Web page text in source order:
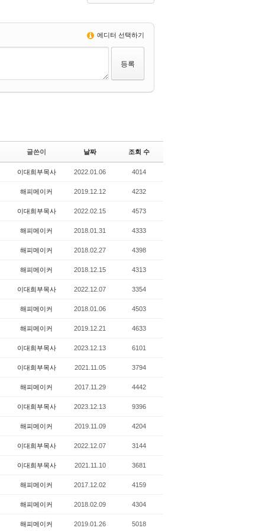
에디터 선택하기
글쓴이 날짜 조회 수
이대희부목사 2022.01.06 4014
해피메이커 2019.12.12 4232
이대희부목사 2022.02.15 4573
해피메이커 2018.01.31 4333
해피메이커 2018.02.27 4398
해피메이커 2018.12.15 4313
이대희부목사 2022.12.07 3354
해피메이커 2018.01.06 4503
해피메이커 2019.12.21 4633
이대희부목사 2023.12.13 6101
이대희부목사 2021.11.05 3794
해피메이커 2017.11.29 4442
이대희부목사 2023.12.13 9396
해피메이커 2019.11.09 4204
이대희부목사 2022.12.07 3144
이대희부목사 2021.11.10 3681
해피메이커 2017.12.02 4159
해피메이커 2018.02.09 4304
해피메이커 2019.01.26 5018